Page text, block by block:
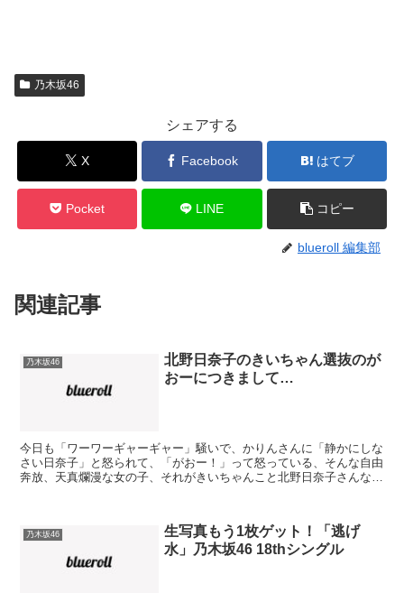
乃木坂46
シェアする
X Facebook はてブ
Pocket LINE コピー
blueroll 編集部
関連記事
乃木坂46
北野日奈子のきいちゃん選抜のが
おーにつきまして…
今日も「ワーワーギャーギャー」騒いで、かりんさんに「静かにしな
さい日奈子」と怒られて、「がおー！」って怒っている、そんな自由
奔放、天真爛漫な女の子、それがきいちゃんこと北野日奈子さんなん
乃木坂46
生写真もう1枚ゲット！「逃げ
水」乃木坂46 18thシングル